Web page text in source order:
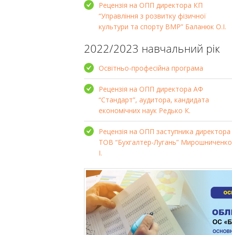
Рецензія на ОПП директора КП
“Управління з розвитку фізичної
культури та спорту ВМР” Баланюк О.І.
2022/2023 навчальний рік
Освітньо-професійна програма
Рецензія на ОПП директора АФ
“Стандарт”, аудитора, кандидата
економічних наук Редько К.
Рецензія на ОПП заступника директора
ТОВ “Бухгалтер-Лугань” Мирошниченко
І.